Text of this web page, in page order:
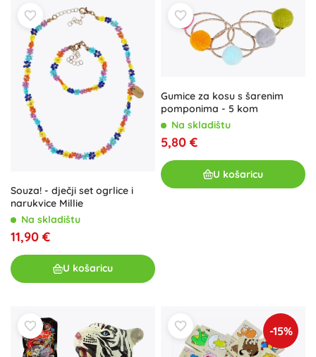
Souza! - dječji set ogrlice i
narukvice Millie
Na skladištu
11,90 €
U košaricu
Gumice za kosu s šarenim
pomponima - 5 kom
Na skladištu
5,80 €
U košaricu
-15%